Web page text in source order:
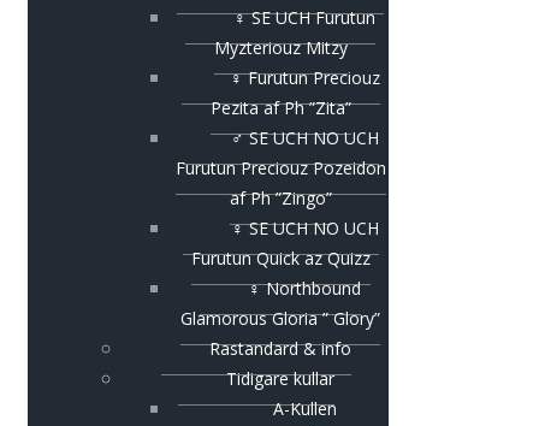
♀ SE UCH Furutun
Myzteriouz Mitzy
♀ Furutun Preciouz
Pezita af Ph ”Zita”
♂ SE UCH NO UCH
Furutun Preciouz Pozeidon
af Ph ”Zingo”
♀ SE UCH NO UCH
Furutun Quick az Quizz
♀ Northbound
Glamorous Gloria ” Glory”
Rastandard & info
Tidigare kullar
A-Kullen